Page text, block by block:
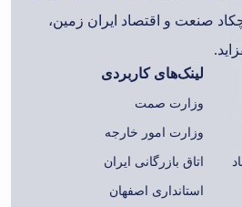
صنعت و اقتصاد ایران زمین،
لینک‌های کاربردی
وزارت صمت
وزارت امور خارجه
اتاق بازرگانی ایران
استانداری اصفهان